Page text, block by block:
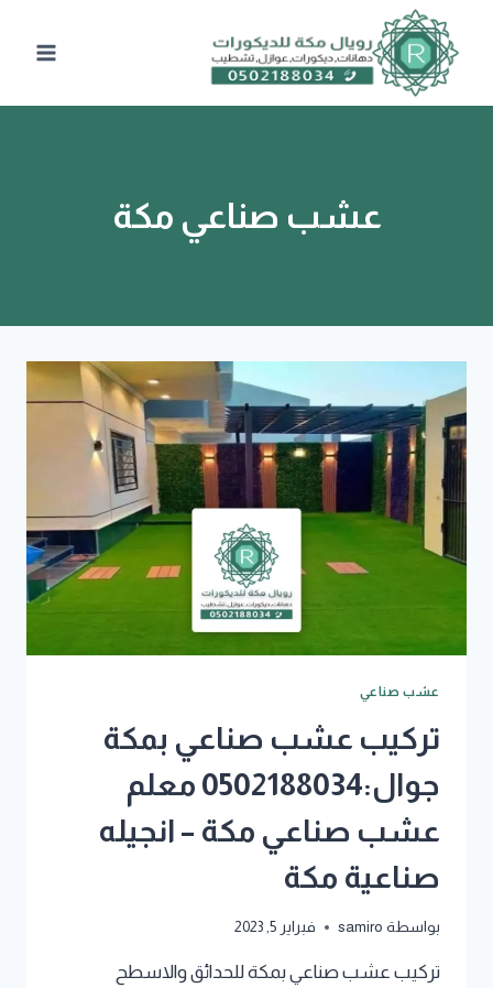
المحتوى
عشب صناعي مكة
عشب صناعي
تركيب عشب صناعي بمكة
جوال:0502188034 معلم
عشب صناعي مكة – انجيله
صناعية مكة
بواسطة samiro فبراير 5, 2023
تركيب عشب صناعي بمكة للحدائق والاسطح